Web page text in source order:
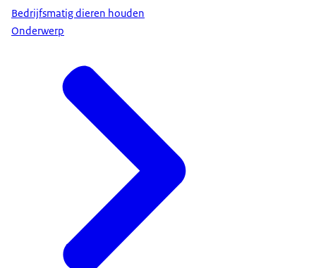
Bedrijfsmatig dieren houden
Onderwerp